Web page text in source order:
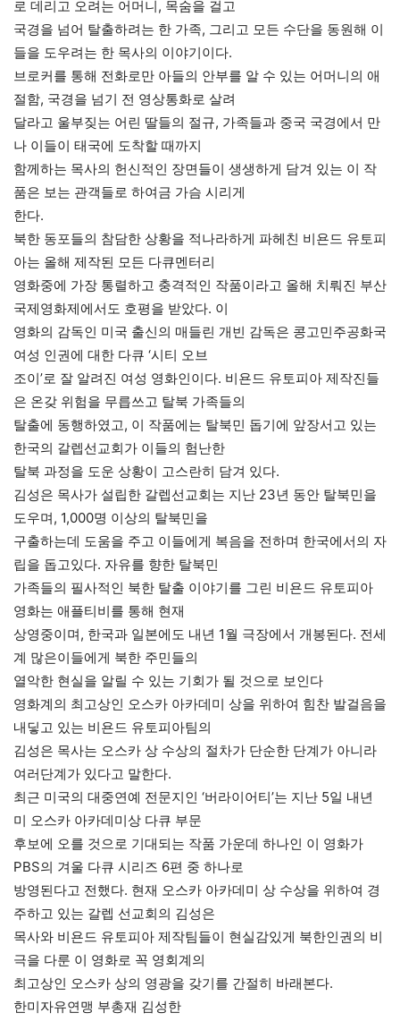
로 데리고 오려는 어머니, 목숨을 걸고
국경을 넘어 탈출하려는 한 가족, 그리고 모든 수단을 동원해 이
들을 도우려는 한 목사의 이야기이다.
브로커를 통해 전화로만 아들의 안부를 알 수 있는 어머니의 애
절함, 국경을 넘기 전 영상통화로 살려
달라고 울부짖는 어린 딸들의 절규, 가족들과 중국 국경에서 만
나 이들이 태국에 도착할 때까지
함께하는 목사의 헌신적인 장면들이 생생하게 담겨 있는 이 작
품은 보는 관객들로 하여금 가슴 시리게
한다.
북한 동포들의 참담한 상황을 적나라하게 파헤친 비욘드 유토피
아는 올해 제작된 모든 다큐멘터리
영화중에 가장 통렬하고 충격적인 작품이라고 올해 치뤄진 부산
국제영화제에서도 호평을 받았다. 이
영화의 감독인 미국 출신의 매들린 개빈 감독은 콩고민주공화국
여성 인권에 대한 다큐 ‘시티 오브
조이’로 잘 알려진 여성 영화인이다. 비욘드 유토피아 제작진들
은 온갖 위험을 무릅쓰고 탈북 가족들의
탈출에 동행하였고, 이 작품에는 탈북민 돕기에 앞장서고 있는
한국의 갈렙선교회가 이들의 험난한
탈북 과정을 도운 상황이 고스란히 담겨 있다.
김성은 목사가 설립한 갈렙선교회는 지난 23년 동안 탈북민을
도우며, 1,000명 이상의 탈북민을
구출하는데 도움을 주고 이들에게 복음을 전하며 한국에서의 자
립을 돕고있다. 자유를 향한 탈북민
가족들의 필사적인 북한 탈출 이야기를 그린 비욘드 유토피아
영화는 애플티비를 통해 현재
상영중이며, 한국과 일본에도 내년 1월 극장에서 개봉된다. 전세
계 많은이들에게 북한 주민들의
열악한 현실을 알릴 수 있는 기회가 될 것으로 보인다
영화계의 최고상인 오스카 아카데미 상을 위하여 힘찬 발걸음을
내딯고 있는 비욘드 유토피아팀의
김성은 목사는 오스카 상 수상의 절차가 단순한 단계가 아니라
여러단계가 있다고 말한다.
최근 미국의 대중연예 전문지인 ‘버라이어티’는 지난 5일 내년
미 오스카 아카데미상 다큐 부문
후보에 오를 것으로 기대되는 작품 가운데 하나인 이 영화가
PBS의 겨울 다큐 시리즈 6편 중 하나로
방영된다고 전했다. 현재 오스카 아카데미 상 수상을 위하여 경
주하고 있는 갈렙 선교회의 김성은
목사와 비욘드 유토피아 제작팀들이 현실감있게 북한인권의 비
극을 다룬 이 영화로 꼭 영회계의
최고상인 오스카 상의 영광을 갖기를 간절히 바래본다.
한미자유연맹 부총재 김성한